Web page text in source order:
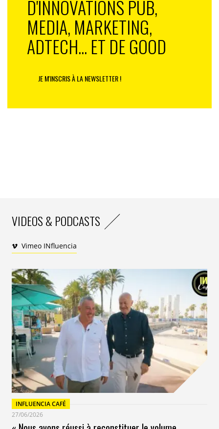
D'INNOVATIONS PUB,
MEDIA, MARKETING,
ADTECH... ET DE GOOD
JE M'INSCRIS À LA NEWSLETTER !
VIDEOS & PODCASTS
Vimeo INfluencia
INFLUENCIA CAFÉ
27/06/2026